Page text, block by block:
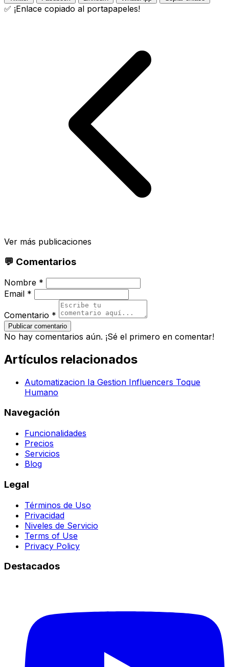
✅ ¡Enlace copiado al portapapeles!
Ver más publicaciones
💬 Comentarios
Nombre *
Email *
Comentario *
Publicar comentario
No hay comentarios aún. ¡Sé el primero en comentar!
Artículos relacionados
Automatizacion Ia Gestion Influencers Toque
Humano
Navegación
Funcionalidades
Precios
Servicios
Blog
Legal
Términos de Uso
Privacidad
Niveles de Servicio
Terms of Use
Privacy Policy
Destacados